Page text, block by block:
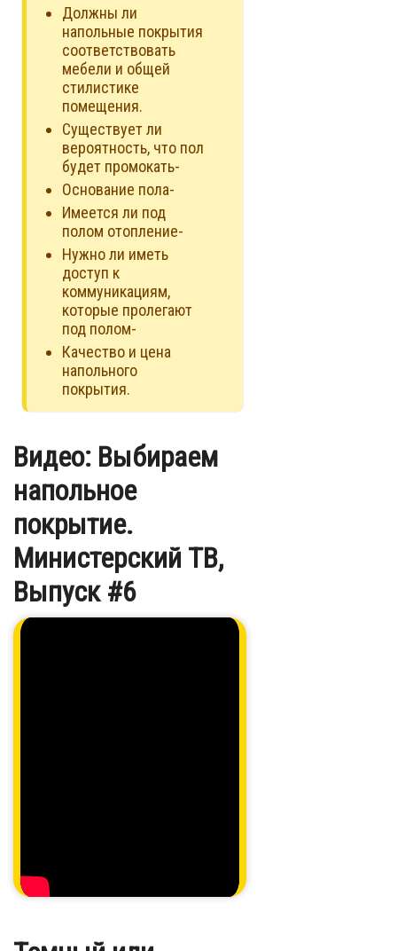
Должны ли
напольные покрытия
соответствовать
мебели и общей
стилистике
помещения.
Существует ли
вероятность, что пол
будет промокать-
Основание пола-
Имеется ли под
полом отопление-
Нужно ли иметь
доступ к
коммуникациям,
которые пролегают
под полом-
Качество и цена
напольного
покрытия.
Видео: Выбираем
напольное
покрытие.
Министерский ТВ,
Выпуск #6